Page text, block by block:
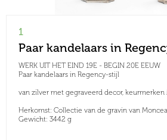
1
Paar kandelaars in
WERK UIT HET EIND 19E - BEGIN 20E EEUW
Paar kandelaars in Regency-stijl
van zilver met gegraveerd decor, keurmerken
Herkomst: Collectie van de gravin van
Gewicht: 3442 g